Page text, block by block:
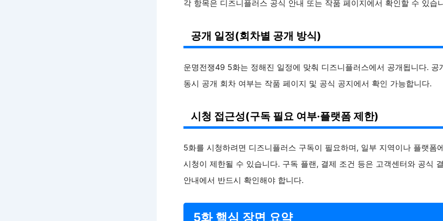
각 항목은 디즈니플러스 공식 안내 또는 작품 페이지에서 확인할 수 있습
공개 일정(회차별 공개 방식)
운명전쟁49 5화는 정해진 일정에 맞춰 디즈니플러스에서 공개됩니다. 공
동시 공개 회차 여부는 작품 페이지 및 공식 공지에서 확인 가능합니다.
시청 접근성(구독 필요 여부·플랫폼 제한)
5화를 시청하려면 디즈니플러스 구독이 필요하며, 일부 지역이나 플랫폼
시청이 제한될 수 있습니다. 구독 플랜, 결제 조건 등은 고객센터와 공식
안내에서 반드시 확인해야 합니다.
5화 핵심 장면 요약